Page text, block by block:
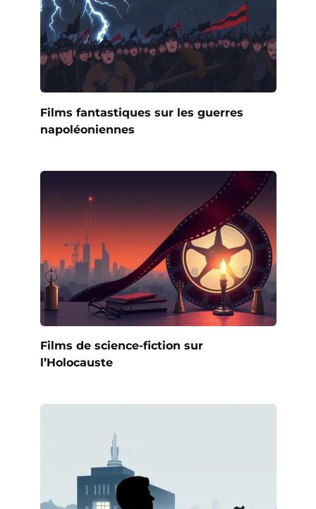
Films fantastiques sur les guerres
napoléoniennes
Films de science-fiction sur
l’Holocauste